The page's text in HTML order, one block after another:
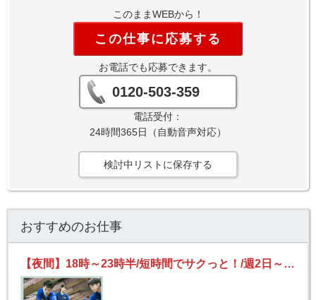
このままWEBから！
この仕事に応募する
お電話でも応募できます。
0120-503-359
電話受付：
24時間365日（自動音声対応）
検討中リストに保存する
おすすめのお仕事
【夜間】18時～23時半/短時間でサクっと！/週2日～OK/未経験歓迎/かんたん仕分け